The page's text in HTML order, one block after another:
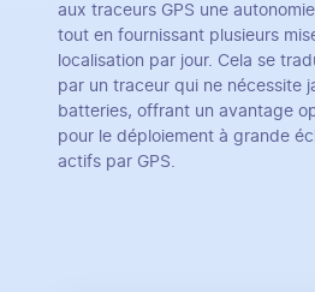
aux traceurs GPS une
tout en fournissant plusieurs
localisation par jour. Cela se
par un traceur qui ne nécessite
batteries, offrant un avantage
pour le déploiement à grande
actifs par GPS.